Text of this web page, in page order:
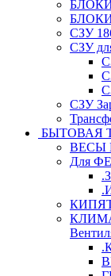
СЗУ
СЗУ
СЗУ
БЫТОВАЯ
ВЕСЫ
Для